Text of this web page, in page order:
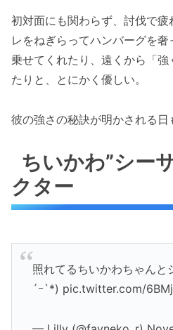
初対面にも関わらず、討伐で
レをねぎらってハンバーグを
乗せてくれたり、遠くから「
たりと、とにかく優しい。
彼の強さの秘訣が明かされる日
ちいかわ”シー
クター
照れてるちいかわちゃん
´ｰ`*) pic.twitter.com/